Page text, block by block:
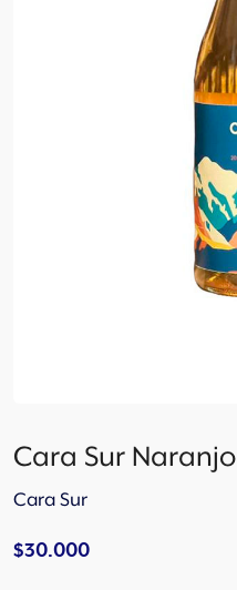
Cara Sur Naranjo
Cara Sur
$30.000